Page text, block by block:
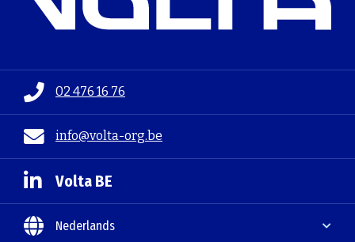
02 476 16 76
info@volta-org.be
Volta BE
Nederlands